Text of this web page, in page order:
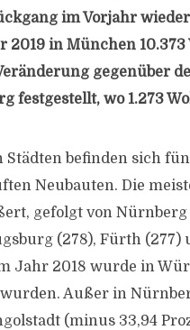
im Vorjahr
in München
gegenüber
festgestellt, wo 1.273
Städten befinden sich
Neubauten. Die
gefolgt von Nürnberg
(278), Fürth (277)
Jahr 2018 wurde in
Außer in
(minus 33,94